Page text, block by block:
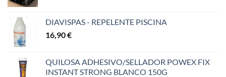
DIAVISPAS - REPELENTE PISCINA
16,90€
QUILOSA ADHESIVO/SELLADOR POWEX FIX
INSTANT STRONG BLANCO 150G